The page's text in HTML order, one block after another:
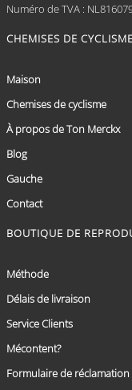
Numéro de TVA :
CHEMISES DE
Maison
Chemises de cyclisme
À propos de Ton Merckx
Blog
Gauche
Contact
BOUTIQUE DE
Méthode
Délais de livraison
Service Clients
Mécontent?
Formulaire de réclamation